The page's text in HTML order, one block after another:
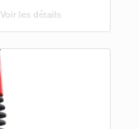
Voir les détails